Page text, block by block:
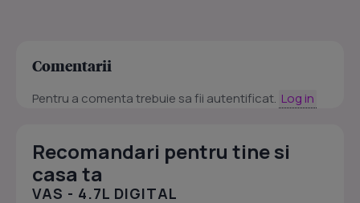
Comentarii
Pentru a comenta trebuie sa fii autentificat. Log in
Recomandari pentru tine si
casa ta
VAS - 4.7L DIGITAL